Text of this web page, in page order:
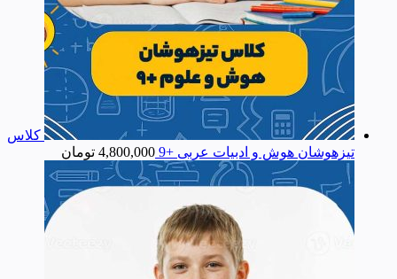
کلاس
تیزهوشان هوش و ادبیات عربی +9
4,800,000 تومان